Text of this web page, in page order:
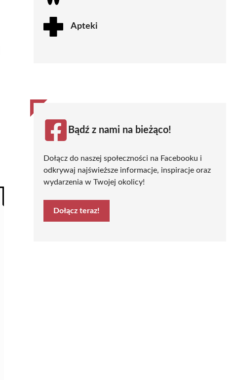
Apteki
Bądź z nami na bieżąco!
Dołącz do naszej społeczności na Facebooku i
odkrywaj najświeższe informacje, inspiracje oraz
wydarzenia w Twojej okolicy!
Dołącz teraz!